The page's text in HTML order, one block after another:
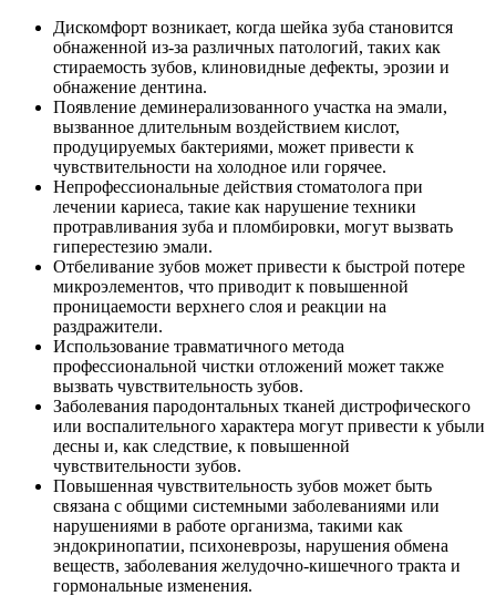
Дискомфорт возникает, когда шейка зуба становится
обнаженной из-за различных патологий, таких как
стираемость зубов, клиновидные дефекты, эрозии и
обнажение дентина.
Появление деминерализованного участка на эмали,
вызванное длительным воздействием кислот,
продуцируемых бактериями, может привести к
чувствительности на холодное или горячее.
Непрофессиональные действия стоматолога при
лечении кариеса, такие как нарушение техники
протравливания зуба и пломбировки, могут вызвать
гиперестезию эмали.
Отбеливание зубов может привести к быстрой потере
микроэлементов, что приводит к повышенной
проницаемости верхнего слоя и реакции на
раздражители.
Использование травматичного метода
профессиональной чистки отложений может также
вызвать чувствительность зубов.
Заболевания пародонтальных тканей дистрофического
или воспалительного характера могут привести к убыли
десны и, как следствие, к повышенной
чувствительности зубов.
Повышенная чувствительность зубов может быть
связана с общими системными заболеваниями или
нарушениями в работе организма, такими как
эндокринопатии, психоневрозы, нарушения обмена
веществ, заболевания желудочно-кишечного тракта и
гормональные изменения.